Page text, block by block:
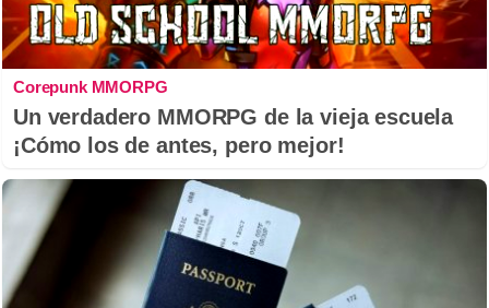
Corepunk MMORPG
Un verdadero MMORPG de la vieja escuela
¡Cómo los de antes, pero mejor!